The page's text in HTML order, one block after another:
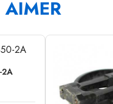
AIMER
2A